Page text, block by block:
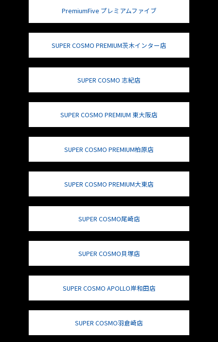
PremiumFive プレミアムファイブ
SUPER COSMO PREMIUM茨木インター店
SUPER COSMO 志紀店
SUPER COSMO PREMIUM 東大阪店
SUPER COSMO PREMIUM柏原店
SUPER COSMO PREMIUM大東店
SUPER COSMO尾崎店
SUPER COSMO貝塚店
SUPER COSMO APOLLO岸和田店
SUPER COSMO羽倉崎店